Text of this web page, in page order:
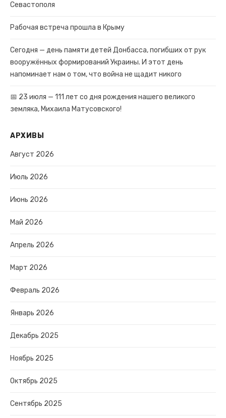
Севастополя
Рабочая встреча прошла в Крыму
Сегодня — день памяти детей Донбасса, погибших от рук
вооружённых формирований Украины. И этот день
напоминает нам о том, что война не щадит никого
📅 23 июля — 111 лет со дня рождения нашего великого
земляка, Михаила Матусовского!
АРХИВЫ
Август 2026
Июль 2026
Июнь 2026
Май 2026
Апрель 2026
Март 2026
Февраль 2026
Январь 2026
Декабрь 2025
Ноябрь 2025
Октябрь 2025
Сентябрь 2025